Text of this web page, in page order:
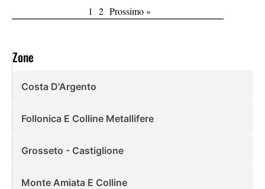
1 2 Prossimo »
Zone
Costa D'Argento
Follonica E Colline Metallifere
Grosseto - Castiglione
Monte Amiata E Colline